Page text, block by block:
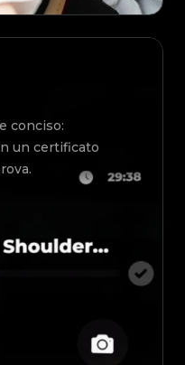
conciso:
un certificato